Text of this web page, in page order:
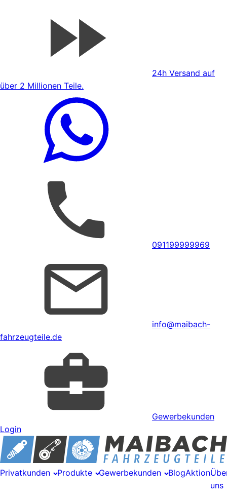
24h Versand auf
über 2 Millionen Teile.
091199999969
info@maibach-
fahrzeugteile.de
Gewerbekunden
Login
Privatkunden Produkte Gewerbekunden BlogAktion
uns